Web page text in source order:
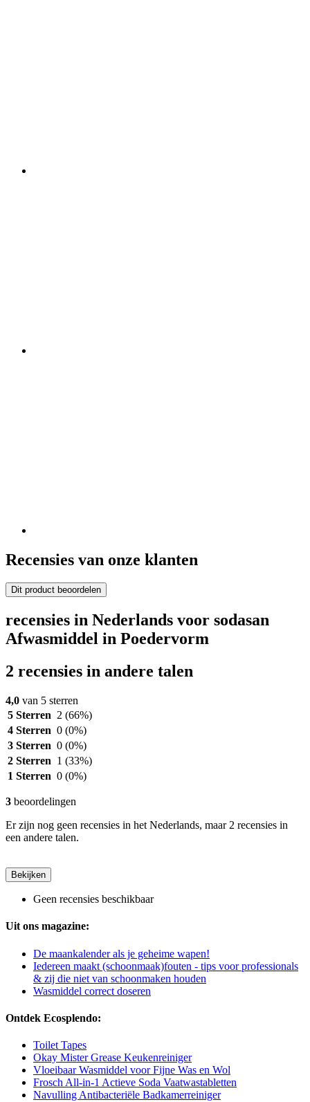
Recensies van onze klanten
Dit product beoordelen
recensies in Nederlands voor sodasan
Afwasmiddel in Poedervorm
2 recensies in andere talen
4,0 van 5 sterren
5 Sterren 2 (66%)
4 Sterren 0 (0%)
3 Sterren 0 (0%)
2 Sterren 1 (33%)
1 Sterren 0 (0%)
3 beoordelingen
Er zijn nog geen recensies in het Nederlands, maar 2 recensies in
een andere talen.
Bekijken
Geen recensies beschikbaar
Uit ons magazine:
De maankalender als je geheime wapen!
Iedereen maakt (schoonmaak)fouten - tips voor professionals
& zij die niet van schoonmaken houden
Wasmiddel correct doseren
Ontdek Ecosplendo:
Toilet Tapes
Okay Mister Grease Keukenreiniger
Vloeibaar Wasmiddel voor Fijne Was en Wol
Frosch All-in-1 Actieve Soda Vaatwastabletten
Navulling Antibacteriële Badkamerreiniger